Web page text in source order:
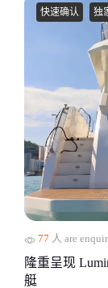
快速确认 独
77 人 are
隆重呈现
艇